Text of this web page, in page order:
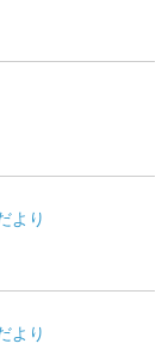
より
より